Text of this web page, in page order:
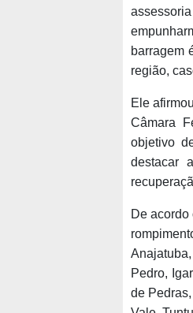
barragem
região,
Ele
Câmara
objetivo
destacar
De
Pedro,
de